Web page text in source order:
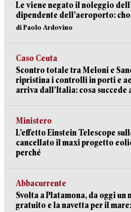
Le viene negato il noleggio
dipendente dell’aeroporto:
di Paolo Ardovino
Caso Ceuta
Scontro totale tra Meloni e
ripristina i controlli in porti e
arriva dall’Italia: cosa succede
Ministero
L’effetto Einstein Telescope
cancellato il maxi progetto
perché
Abbacurrente
Svolta a Platamona, da oggi un
gratuito e la navetta per il